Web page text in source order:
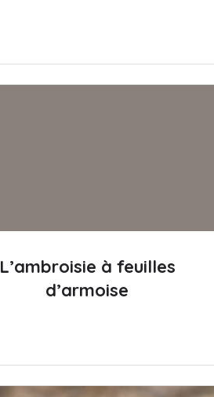
L’ambroisie à feuilles
d’armoise